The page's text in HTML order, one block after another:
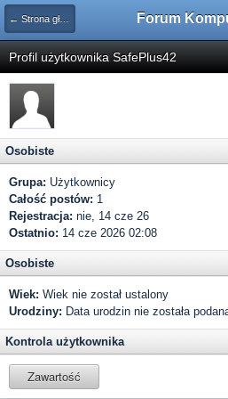
← Strona główna
Profil użytkownika SafePlus42
Osobiste
Grupa: Użytkownicy
Całość postów: 1
Rejestracja: nie, 14 cze 26
Ostatnio: 14 cze 2026 02:08
Osobiste
Wiek: Wiek nie został ustalony
Urodziny: Data urodzin nie została
Kontrola użytkownika
Zawartość